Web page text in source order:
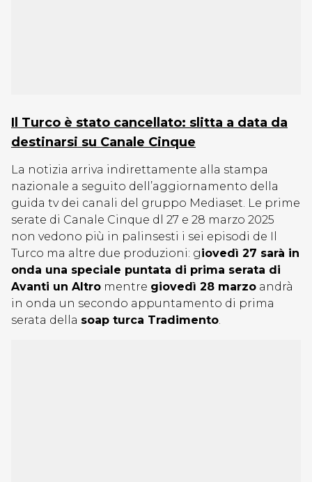
Il Turco è stato cancellato: slitta a data da
destinarsi su Canale Cinque
La notizia arriva indirettamente alla stampa
nazionale a seguito dell’aggiornamento della
guida tv dei canali del gruppo Mediaset. Le prime
serate di Canale Cinque dl 27 e 28 marzo 2025
non vedono più in palinsesti i sei episodi de Il
Turco ma altre due produzioni: giovedì 27 sarà in
onda una speciale puntata di prima serata di
Avanti un Altro mentre giovedì 28 marzo andrà
in onda un secondo appuntamento di prima
serata della soap turca Tradimento.